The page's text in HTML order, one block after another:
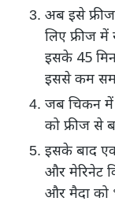
अब इसे फ्रीज में रख दे। चिकन को लगभग 2 घंटे तक के
लिए फ्रीज
इसके 45
इससे कम
जब चिकन में सारे मसाले अच्छे से मिल जाए तो चिकन
को फ्रीज से
इसके बाद एक बर्तन में तेल को गर्म करने के लिए रख दे
और मेरिनेट
और मैदा को